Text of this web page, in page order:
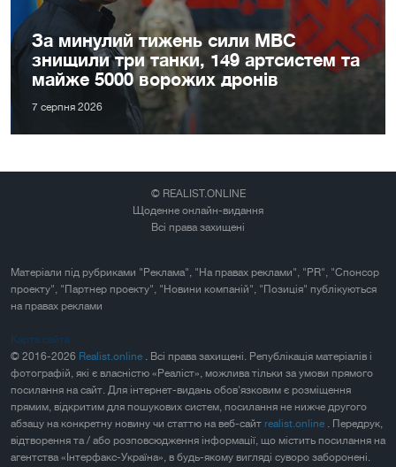
За минулий тижень сили МВС
знищили три танки, 149 артсистем та
майже 5000 ворожих дронів
7 серпня 2026
© REALIST.ONLINE
Щоденне онлайн-видання
Всі права захищені
Матеріали під рубриками "Реклама", "На правах реклами", "PR", "Спонсор
проекту", "Партнер проекту", "Новини компаній", "Позиція" публікуються
на правах реклами
Карта сайта
© 2016-2026 Realist.online . Всі права захищені. Републікація матеріалів і
фотографій, які є власністю «Реаліст», можлива тільки за умови прямого
посилання на сайт. Для інтернет-видань обов'язковим є розміщення
прямим, відкритим для пошукових систем, посилання не нижче другого
абзацу на конкретну новину чи статтю на веб-сайт realist.online . Передрук,
відтворення та / або розповсюдження інформації, що містить посилання на
агентства «Інтерфакс-Україна», в будь-якому вигляді суворо заборонені.